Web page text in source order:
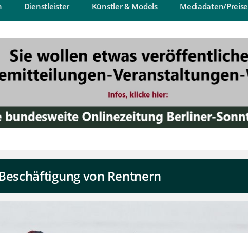
Dienstleister Künstler & Models Mediadaten/Preise
von Rentnern